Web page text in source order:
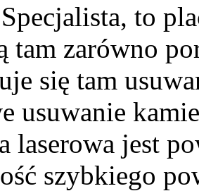
to
tam zarówno
się tam
usuwanie
laserowa jest
szybkiego